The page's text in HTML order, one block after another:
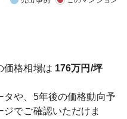
価格相場は 176万円/坪
タや、5年後の価格動向予
ジでご確認いただけま